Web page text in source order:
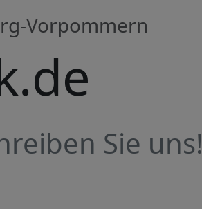
Vorpommern
Sie uns!